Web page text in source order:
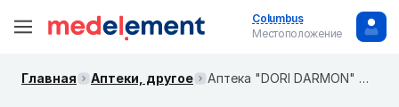
Columbus
Местоположение
Главная Аптеки, другое Аптека "DORI DARMON" №59